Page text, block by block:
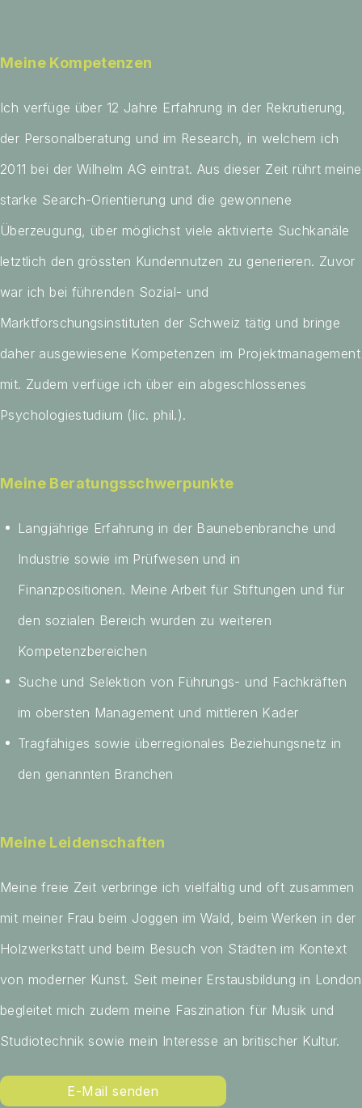
Meine Kompetenzen
Ich verfüge über 12 Jahre Erfahrung in der Rekrutierung,
der Personalberatung und im Research, in welchem ich
2011 bei der Wilhelm AG eintrat. Aus dieser Zeit rührt meine
starke Search-Orientierung und die gewonnene
Überzeugung, über möglichst viele aktivierte Suchkanäle
letztlich den grössten Kundennutzen zu generieren. Zuvor
war ich bei führenden Sozial- und
Marktforschungsinstituten der Schweiz tätig und bringe
daher ausgewiesene Kompetenzen im Projektmanagement
mit. Zudem verfüge ich über ein abgeschlossenes
Psychologiestudium (lic. phil.).
Meine Beratungsschwerpunkte
Langjährige Erfahrung in der Baunebenbranche und
Industrie sowie im Prüfwesen und in
Finanzpositionen. Meine Arbeit für Stiftungen und für
den sozialen Bereich wurden zu weiteren
Kompetenzbereichen
Suche und Selektion von Führungs- und Fachkräften
im obersten Management und mittleren Kader
Tragfähiges sowie überregionales Beziehungsnetz in
den genannten Branchen
Meine Leidenschaften
Meine freie Zeit verbringe ich vielfältig und oft zusammen
mit meiner Frau beim Joggen im Wald, beim Werken in der
Holzwerkstatt und beim Besuch von Städten im Kontext
von moderner Kunst. Seit meiner Erstausbildung in London
begleitet mich zudem meine Faszination für Musik und
Studiotechnik sowie mein Interesse an britischer Kultur.
E-Mail senden